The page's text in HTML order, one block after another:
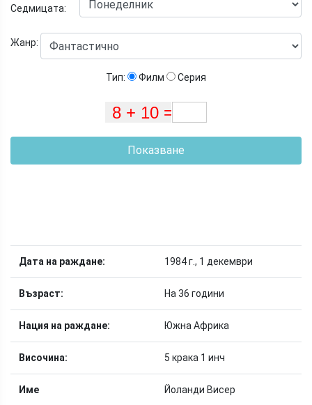
Седмицата:
Жанр:
Тип: Филм Серия
Показване
Дата на раждане: 1984 г., 1 декември
Възраст: На 36 години
Нация на раждане: Южна Африка
Височина: 5 крака 1 инч
Име Йоланди Висер